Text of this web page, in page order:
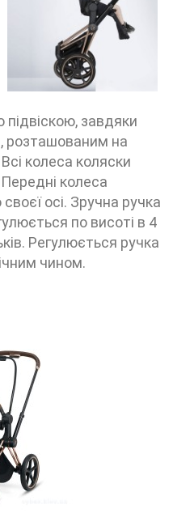
завдяки
розташованим на
колеса коляски
Передні колеса
осі. Зручна ручка
по висоті в 4
Регулюється ручка
чином.